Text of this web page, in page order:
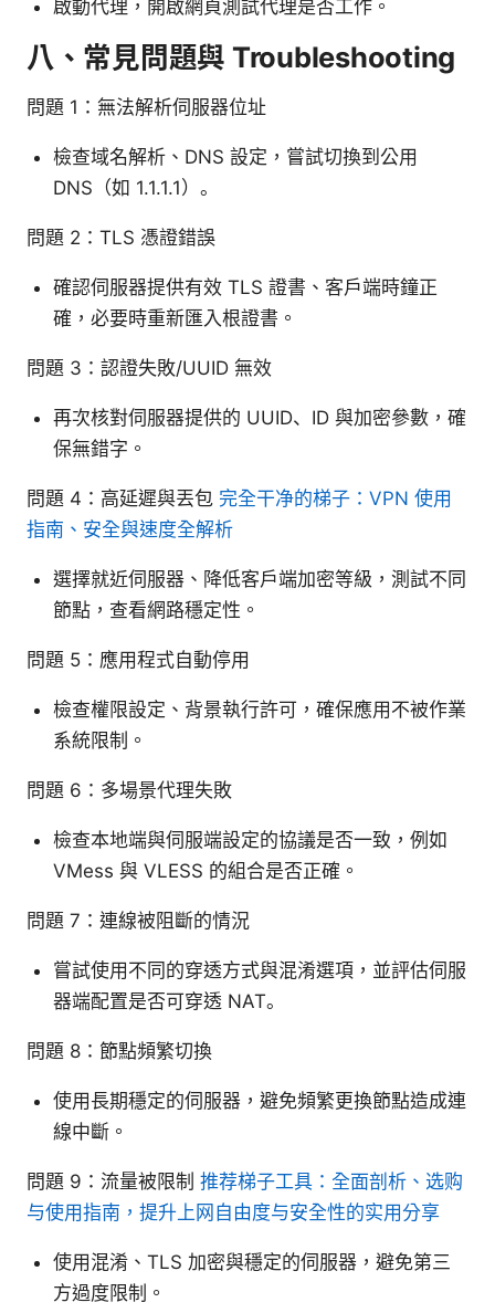
啟動代理，開啟網頁測試代理是否工作。
八、常見問題與 Troubleshooting
問題 1：無法解析伺服器位址
檢查域名解析、DNS 設定，嘗試切換到公用
DNS（如 1.1.1.1）。
問題 2：TLS 憑證錯誤
確認伺服器提供有效 TLS 證書、客戶端時鐘正
確，必要時重新匯入根證書。
問題 3：認證失敗/UUID 無效
再次核對伺服器提供的 UUID、ID 與加密參數，確
保無錯字。
問題 4：高延遲與丟包 完全干净的梯子：VPN 使用
指南、安全與速度全解析
選擇就近伺服器、降低客戶端加密等級，測試不同
節點，查看網路穩定性。
問題 5：應用程式自動停用
檢查權限設定、背景執行許可，確保應用不被作業
系統限制。
問題 6：多場景代理失敗
檢查本地端與伺服端設定的協議是否一致，例如
VMess 與 VLESS 的組合是否正確。
問題 7：連線被阻斷的情況
嘗試使用不同的穿透方式與混淆選項，並評估伺服
器端配置是否可穿透 NAT。
問題 8：節點頻繁切換
使用長期穩定的伺服器，避免頻繁更換節點造成連
線中斷。
問題 9：流量被限制 推荐梯子工具：全面剖析、选购
与使用指南，提升上网自由度与安全性的实用分享
使用混淆、TLS 加密與穩定的伺服器，避免第三
方過度限制。